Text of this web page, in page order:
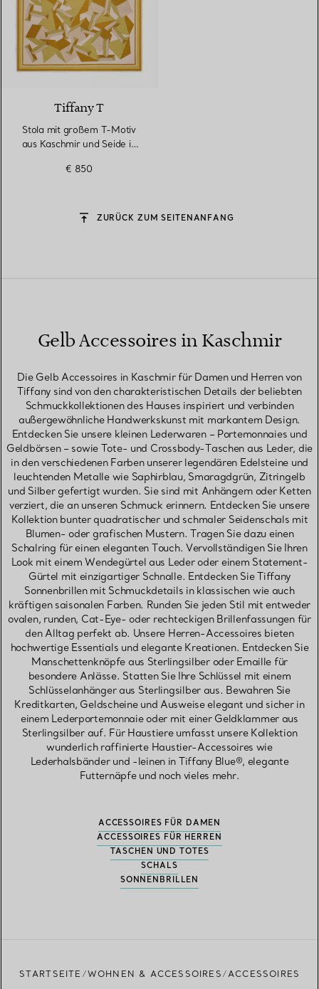
Tiffany T
Stola mit großem T-Motiv
aus Kaschmir und Seide in
€ 850
ZURÜCK ZUM SEITENANFANG
Gelb Accessoires in Kaschmir
Die Gelb Accessoires in Kaschmir für Damen und Herren von
Tiffany sind von den charakteristischen Details der beliebten
Schmuckkollektionen des Hauses inspiriert und verbinden
außergewöhnliche Handwerkskunst mit markantem Design.
Entdecken Sie unsere kleinen Lederwaren – Portemonnaies und
Geldbörsen – sowie Tote- und Crossbody-Taschen aus Leder, die
in den verschiedenen Farben unserer legendären Edelsteine und
leuchtenden Metalle wie Saphirblau, Smaragdgrün, Zitringelb
und Silber gefertigt wurden. Sie sind mit Anhängern oder Ketten
verziert, die an unseren Schmuck erinnern. Entdecken Sie unsere
Kollektion bunter quadratischer und schmaler Seidenschals mit
Blumen- oder grafischen Mustern. Tragen Sie dazu einen
Schalring für einen eleganten Touch. Vervollständigen Sie Ihren
Look mit einem Wendegürtel aus Leder oder einem Statement-
Gürtel mit einzigartiger Schnalle. Entdecken Sie Tiffany
Sonnenbrillen mit Schmuckdetails in klassischen wie auch
kräftigen saisonalen Farben. Runden Sie jeden Stil mit entweder
ovalen, runden, Cat-Eye- oder rechteckigen Brillenfassungen für
den Alltag perfekt ab. Unsere Herren-Accessoires bieten
hochwertige Essentials und elegante Kreationen. Entdecken Sie
Manschettenknöpfe aus Sterlingsilber oder Emaille für
besondere Anlässe. Statten Sie Ihre Schlüssel mit einem
Schlüsselanhänger aus Sterlingsilber aus. Bewahren Sie
Kreditkarten, Geldscheine und Ausweise elegant und sicher in
einem Lederportemonnaie oder mit einer Geldklammer aus
Sterlingsilber auf. Für Haustiere umfasst unsere Kollektion
wunderlich raffinierte Haustier-Accessoires wie
Lederhalsbänder und -leinen in Tiffany Blue®, elegante
Futternäpfe und noch vieles mehr.
ACCESSOIRES FÜR DAMEN
ACCESSOIRES FÜR HERREN
TASCHEN UND TOTES
SCHALS
SONNENBRILLEN
STARTSEITE WOHNEN & ACCESSOIRES ACCESSOIRES